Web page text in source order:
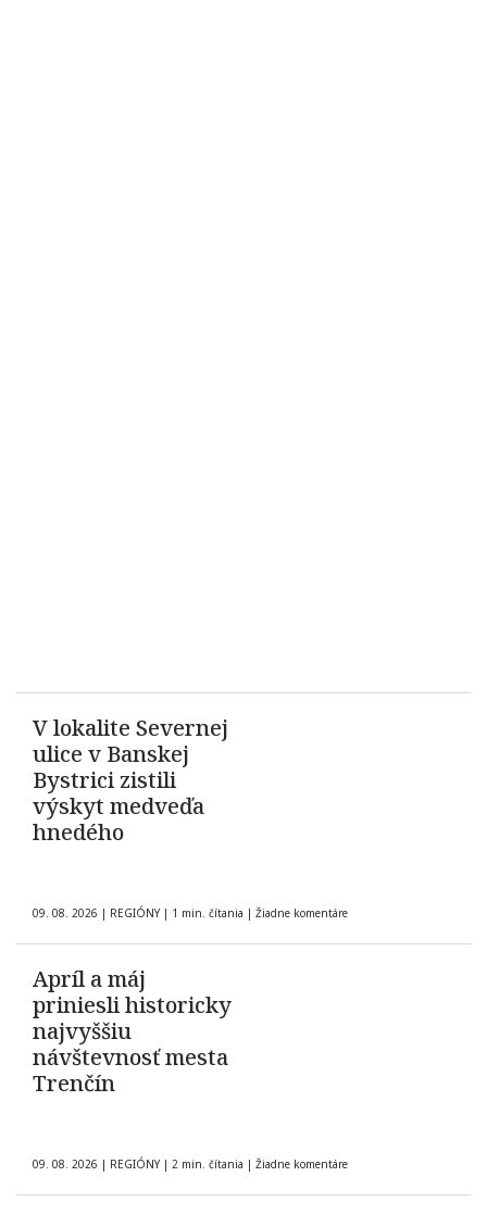
V lokalite Severnej
ulice v Banskej
Bystrici zistili
výskyt medveďa
hnedého
09. 08. 2026 | REGIÓNY | 1 min. čítania | Žiadne komentáre
Apríl a máj
priniesli historicky
najvyššiu
návštevnosť mesta
Trenčín
09. 08. 2026 | REGIÓNY | 2 min. čítania | Žiadne komentáre